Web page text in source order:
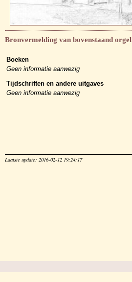
Bronvermelding van bovenstaand orgel
Boeken
Geen informatie aanwezig
Tijdschriften en andere uitgaves
Geen informatie aanwezig
Laatste update: 2016-02-12 19:24:17